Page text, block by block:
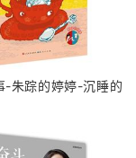
-朱踪的婷婷-沉睡的